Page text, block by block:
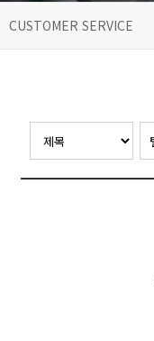
CUSTOMER SERVICE